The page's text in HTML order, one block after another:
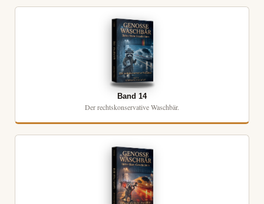
Band 14
Der rechtskonservative Waschbär.